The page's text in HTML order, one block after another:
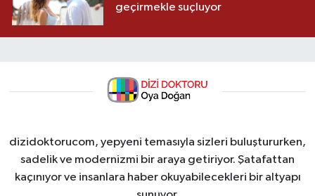
geçirmekle suçluyor
dizidoktorucom, yepyeni temasıyla sizleri buluştururken,
sadelik ve modernizmi bir araya getiriyor. Şatafattan
kaçınıyor ve insanlara haber okuyabilecekleri bir altyapı